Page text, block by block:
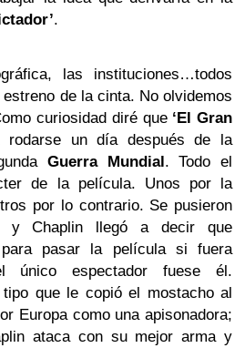
.
las instituciones…todos
de la cinta. No olvidemos
curiosidad diré que ‘El Gran
rodarse un día después de la
Guerra Mundial. Todo el
de la película. Unos por la
por lo contrario. Se pusieron
y Chaplin llegó a decir que
pasar la película si fuera
único espectador fuese él.
que le copió el mostacho al
Europa como una apisonadora;
ataca con su mejor arma y